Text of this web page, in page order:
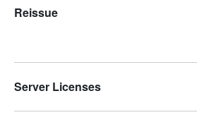
Reissue
Server Licenses